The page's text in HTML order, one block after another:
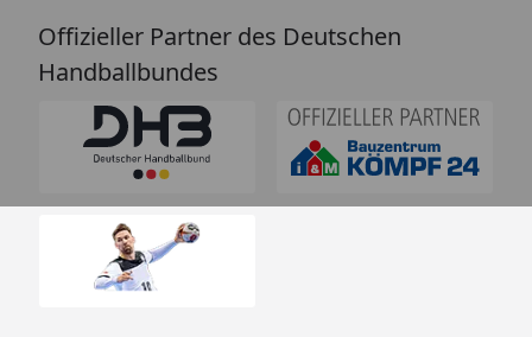
Offizieller Partner des Deutschen
Handballbundes